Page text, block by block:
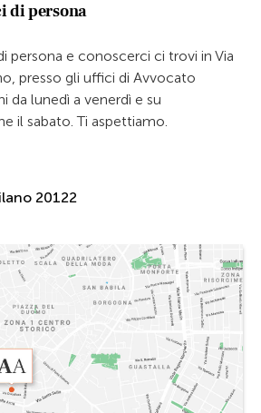
di persona
persona e conoscerci ci trovi in Via
presso gli uffici di Avvocato
da lunedì a venerdì e su
il sabato. Ti aspettiamo.
20122